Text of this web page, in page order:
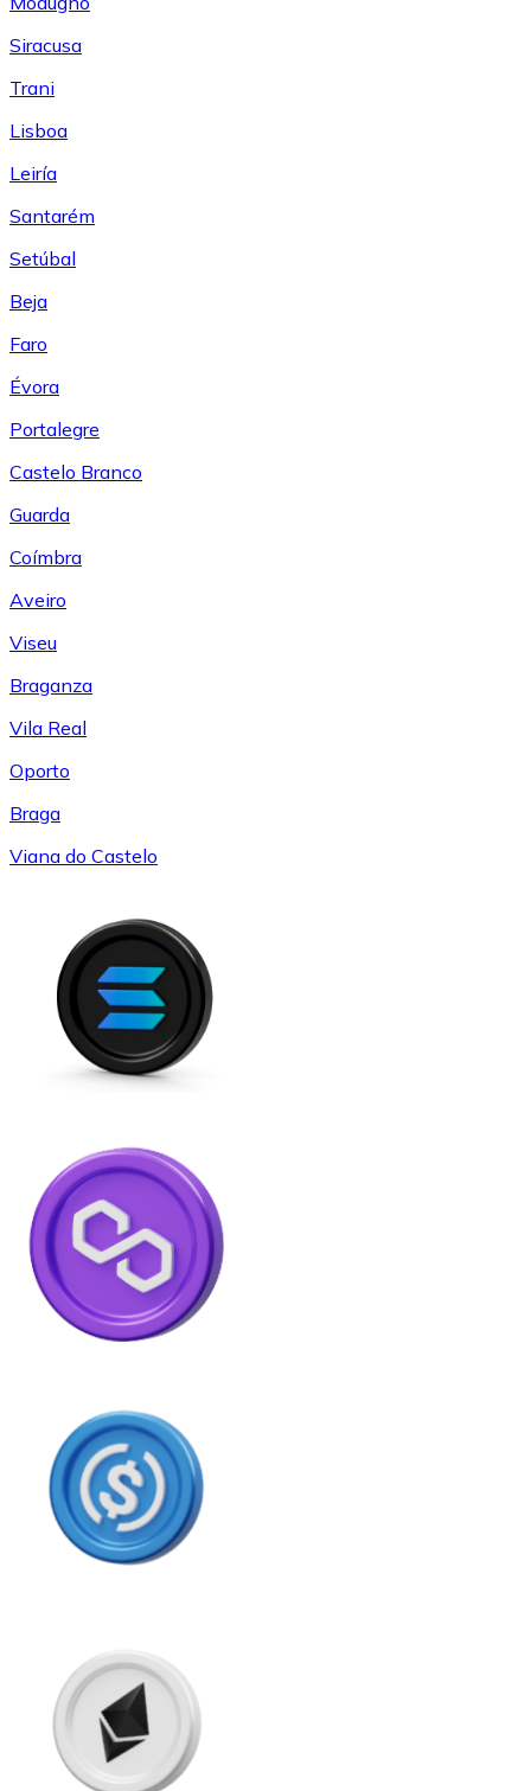
Siracusa
Trani
Lisboa
Leiría
Santarém
Setúbal
Beja
Faro
Évora
Portalegre
Castelo Branco
Guarda
Coímbra
Aveiro
Viseu
Braganza
Vila Real
Oporto
Braga
Viana do Castelo